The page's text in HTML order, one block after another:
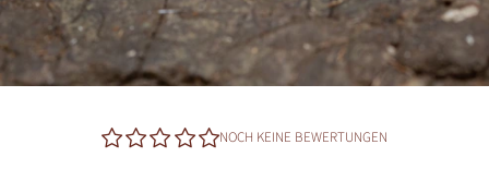
NOCH KEINE BEWERTUNGEN